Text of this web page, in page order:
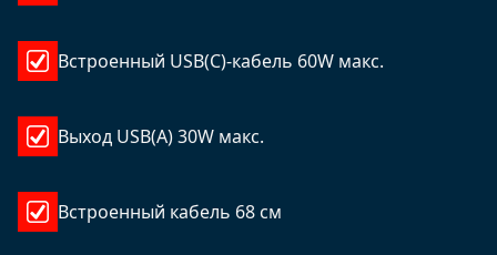
Встроенный USB(C)-кабель 60W макс.
Выход USB(A) 30W макс.
Встроенный кабель 68 см